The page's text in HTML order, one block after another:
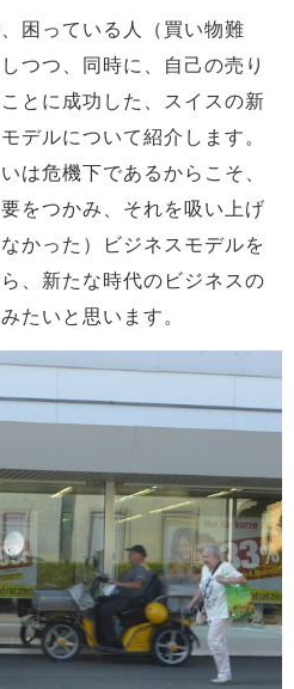
困っている人（買い物難
つつ、同時に、自己の売り
とに成功した、スイスの新
デルについて紹介します。
は危機下であるからこそ、
をつかみ、それを吸い上げ
かった）ビジネスモデルを
、新たな時代のビジネスの
たいと思います。